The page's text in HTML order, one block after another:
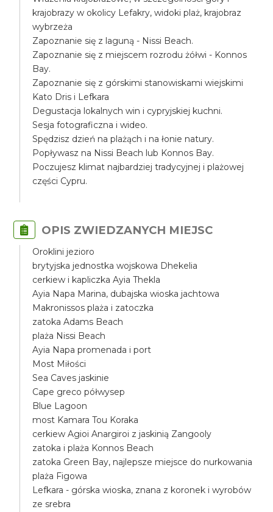
krajobrazy w okolicy Lefakry, widoki plaż, krajobraz
wybrzeża
Zapoznanie się z laguną - Nissi Beach.
Zapoznanie się z miejscem rozrodu żółwi - Konnos
Bay.
Zapoznanie się z górskimi stanowiskami wiejskimi
Kato Dris i Lefkara
Degustacja lokalnych win i cypryjskiej kuchni.
Sesja fotograficzna i wideo.
Spędzisz dzień na plażąch i na łonie natury.
Popływasz na Nissi Beach lub Konnos Bay.
Poczujesz klimat najbardziej tradycyjnej i plażowej
części Cypru.
OPIS ZWIEDZANYCH MIEJSC
Oroklini jezioro
brytyjska jednostka wojskowa Dhekelia
cerkiew i kapliczka Ayia Thekla
Ayia Napa Marina, dubajska wioska jachtowa
Makronissos plaża i zatoczka
zatoka Adams Beach
plaża Nissi Beach
Ayia Napa promenada i port
Most Miłości
Sea Caves jaskinie
Cape greco półwysep
Blue Lagoon
most Kamara Tou Koraka
cerkiew Agioi Anargiroi z jaskinią Zangooly
zatoka i plaża Konnos Beach
zatoka Green Bay, najlepsze miejsce do nurkowania
plaża Figowa
Lefkara - górska wioska, znana z koronek i wyrobów
ze srebra